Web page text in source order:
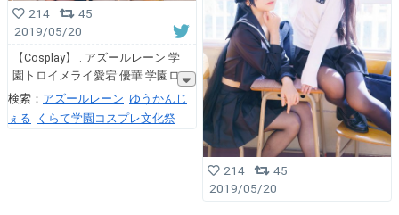
214
45
2019/05/20
【Cosplay】 . アズールレーン 学
園トロイメライ愛宕:優華 学園ロ
検索： アズールレーン ゆうかんじ
ぇる
くらて学園コスプレ文化祭
214
45
2019/05/20